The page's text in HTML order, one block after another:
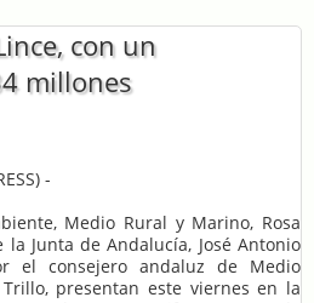
con un
millones
-
Medio Rural y Marino, Rosa
Junta de Andalucía, José Antonio
el consejero andaluz de Medio
Trillo, presentan este viernes en la